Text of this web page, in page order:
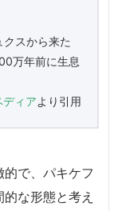
スから来た
万年前に生息
ディアより引用
で、パキケフ
な形態と考え